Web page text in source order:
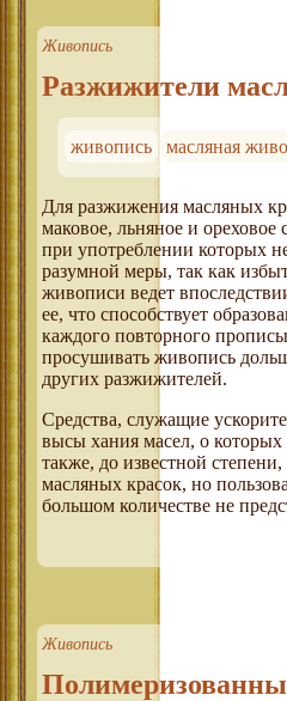
Живопись
Разжижители
живопись масляная
Для разжижения масляных
маковое, льняное и ореховое
при употреблении которых
разумной меры, так как
живописи ведет
ее, что способствует
каждого повторного
просушивать живопись
других разжижителей.
Средства, служащие
высы хания масел, о
также, до известной
масляных красок, но
большом количестве не
Живопись